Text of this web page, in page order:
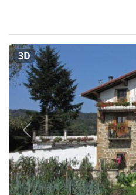
Anterior
3D